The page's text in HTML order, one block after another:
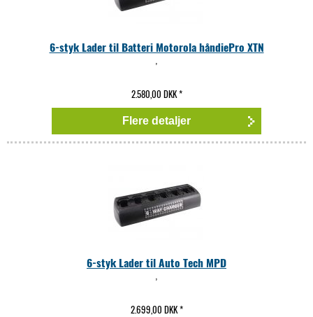
6-styk Lader til Batteri Motorola håndiePro XTN
,
2.580,00 DKK*
Flere detaljer
6-styk Lader til Auto Tech MPD
,
2.699,00 DKK*